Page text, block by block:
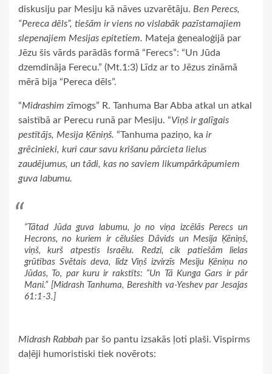
diskusiju par Mesiju kā nāves uzvarētāju. Ben Perecs,
“Pereca dēls”, tiešām ir viens no vislabāk pazīstamajiem
slepenajiem Mesijas epitetiem. Mateja ģenealoģijā par
Jēzu šis vārds parādās formā “Ferecs”: “Un Jūda
dzemdināja Ferecu.” (Mt.1:3) Līdz ar to Jēzus zināmā
mērā bija “Pereca dēls”.
“Midrashim zīmogs” R. Tanhuma Bar Abba atkal un atkal
saistībā ar Perecu runā par Mesiju. “Viņš ir galīgais
pestītājs, Mesija Ķēniņš. “Tanhuma paziņo, ka ir
grēcinieki, kuri caur savu krišanu pārcieta lielus
zaudējumus, un tādi, kas no saviem likumpārkāpumiem
guva labumu.
“Tātad Jūda guva labumu, jo no viņa izcēlās Perecs un
Hecrons, no kuriem ir cēlušies Dāvids un Mesija Ķēniņš,
viņš, kurš atpestīs Israēlu. Redzi, cik patiešām lielas
grūtības Svētais deva, līdz Viņš izvirzīs Mesiju Ķēniņu no
Jūdas, To, par kuru ir rakstīts: “Un Tā Kunga Gars ir pār
Mani.” [Midrash Tanhuma, Bereshith va-Yeshevpar Jesajas
61:1-3.]
Midrash Rabbah par šo pantu izsakās ļoti plaši. Vispirms
daļēji humoristiski tiek novērots: